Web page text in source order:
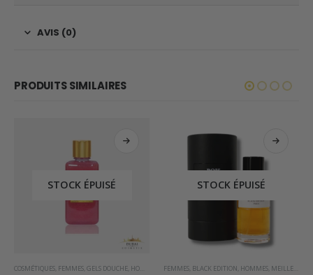
AVIS (0)
PRODUITS SIMILAIRES
D'INTÉRIEUR DE DUBAI
STOCK ÉPUISÉ
COSMÉTIQUES FEMMES GELS DOUCHE HOMMES
STOCK ÉPUISÉ
FEMMES BLACK EDITION HOMMES MEILLEURES VENTES